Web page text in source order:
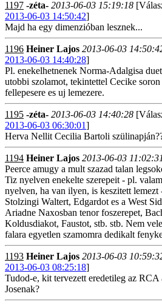
1197 -zéta- 2013-06-03 15:19:18
2013-06-03 14:50:42]
Majd ha egy dimenzióban lesznek...
1196 Heiner Lajos 2013-06-03
2013-06-03 14:40:28]
Pl. enekelhetnenek Norma-Adalgisa
utobbi szolamot, tekintettel Cecike
fellepesere es uj lemezere.
1195 -zéta- 2013-06-03 14:40:28
2013-06-03 06:30:01]
Herva Nellit Cecilia Bartoli
1194 Heiner Lajos 2013-06-03 11:02:31
Peerce amugy a mult szazad talan
Tiz nyelven enekelte szerepeit - pl.
nyelven, ha van ilyen, is keszitett
Stolzingi Waltert, Edgardot es a West
Ariadne Naxosban tenor foszerepet,
Koldusdiakot, Faustot, stb. stb. Nem
falara egyetlen szamomra dedikalt
1193 Heiner Lajos 2013-06-03
2013-06-03 08:25:18]
Tudod-e, kit tervezett eredetileg az RCA
Josenak?